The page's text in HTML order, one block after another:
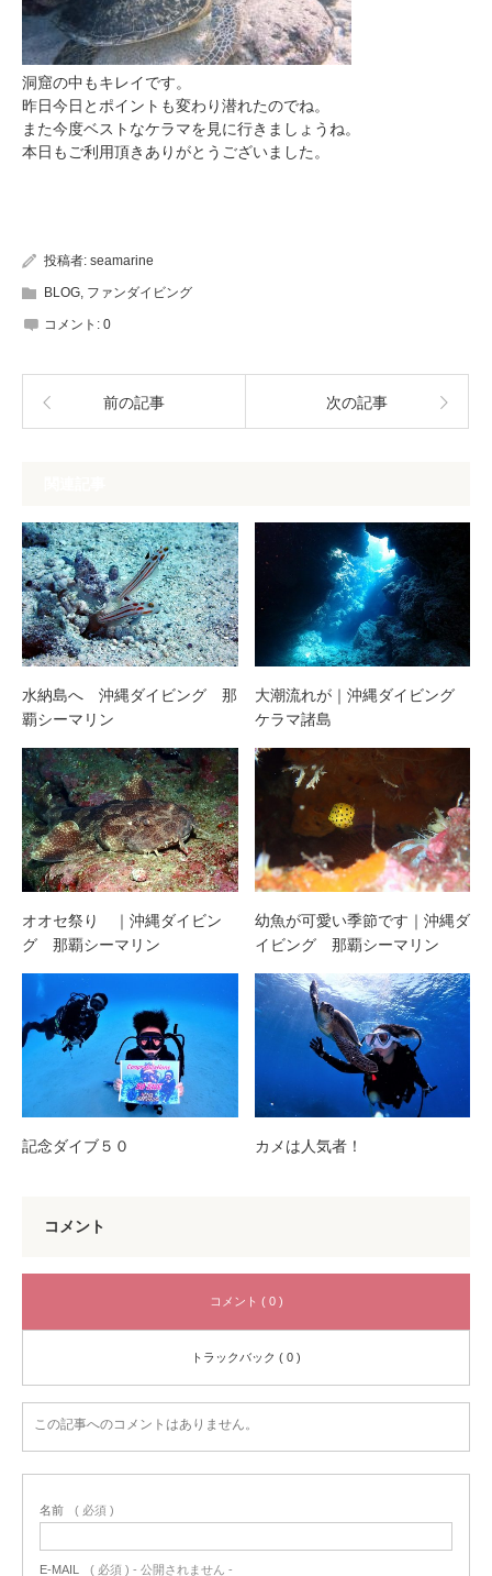
洞窟の中もキレイです。
昨日今日とポイントも変わり潜れたのでね。
また今度ベストなケラマを見に行きましょうね。
本日もご利用頂きありがとうございました。
投稿者: seamarine
BLOG, ファンダイビング
コメント: 0
前の記事 次の記事
水納島へ 沖縄ダイビング 那
覇シーマリン
大潮流れが｜沖縄ダイビング
ケラマ諸島
オオセ祭り ｜沖縄ダイビン
グ 那覇シーマリン
幼魚が可愛い季節です｜沖縄ダ
イビング 那覇シーマリン
記念ダイブ５０ カメは人気者！
コメント
コメント ( 0 )
トラックバック ( 0 )
この記事へのコメントはありません。
名前 ( 必須 )
E-MAIL ( 必須 ) - 公開されません -